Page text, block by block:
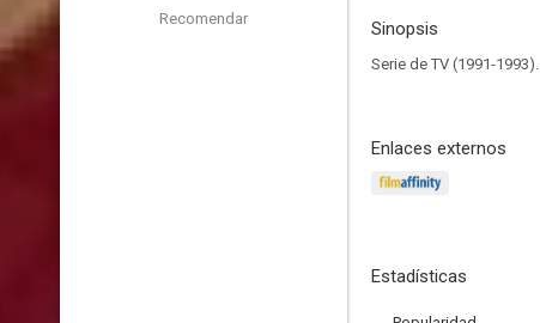
Recomendar Sinopsis
Serie de TV (1991-1993).
Enlaces externos
Estadísticas